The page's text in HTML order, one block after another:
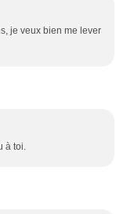
je veux bien me lever
à toi.